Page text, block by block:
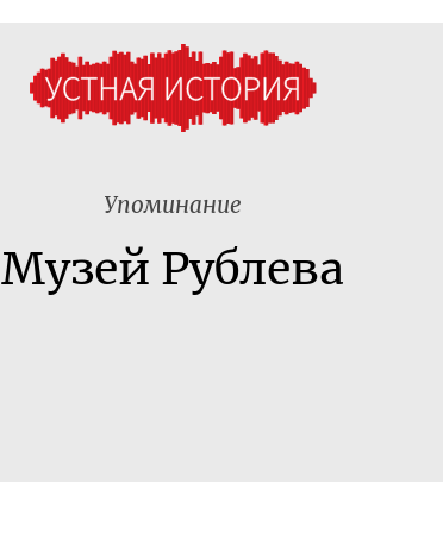
Упоминание
Музей Рублева